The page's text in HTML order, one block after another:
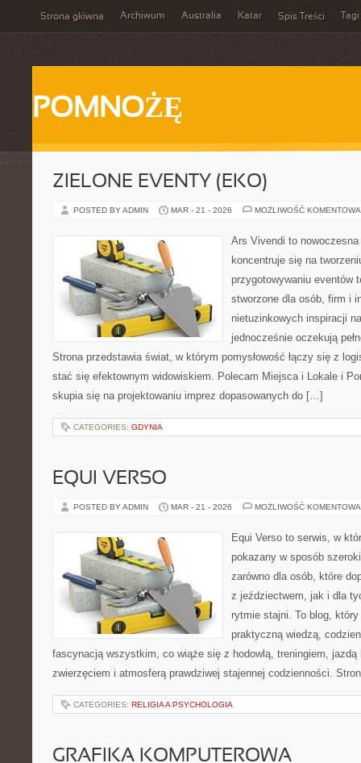
Strona główna Archiwum Australia Katar Spis Treści Tagi
POMNOŻĘ
ZIELONE EVENTY (EKO)
POSTED BY ADMIN MAR - 21 - 2026 MOŻLIWOŚĆ
Ars Vivendi to
koncentruje się na
przygotowywaniu eventów
stworzone dla osób, firm i
nietuzinkowych inspiracji
jednocześnie oczekują
Strona przedstawia świat, w którym pomysłowość łączy się z
stać się efektownym widowiskiem. Polecam Miejsca i Lokale i
skupia się na projektowaniu imprez dopasowanych do […]
CATEGORIES: GDYNIA
EQUI VERSO
POSTED BY ADMIN MAR - 21 - 2026 MOŻLIWOŚĆ
Equi Verso to serwis, w
pokazany w sposób
zarówno dla osób, które
z jeździectwem, jak i dla
rytmie stajni. To blog,
praktyczną wiedzą,
fascynacją wszystkim, co wiąże się z hodowlą, treningiem, jazdą
zwierzęciem i atmosferą prawdziwej stajennej codzienności.
CATEGORIES: RELIGIA A PSYCHOLOGIA
GRAFIKA KOMPUTEROWA